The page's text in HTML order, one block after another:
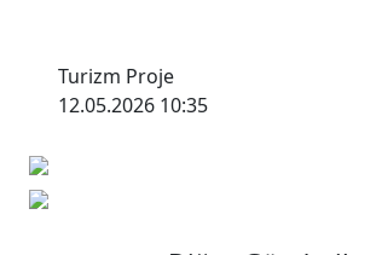
Turizm Proje
12.05.2026 10:35